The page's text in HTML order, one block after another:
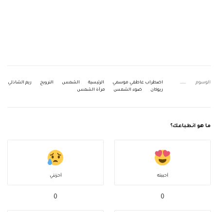
الوسوم اضطراب عاطفي موسمي الرئيسية الشمس النرويج
ريم الشاذلي
ريوكان
ضوء الشمس مرآة الشمس
ما هو انطباعك؟
أحببته
0
أحزنني
0